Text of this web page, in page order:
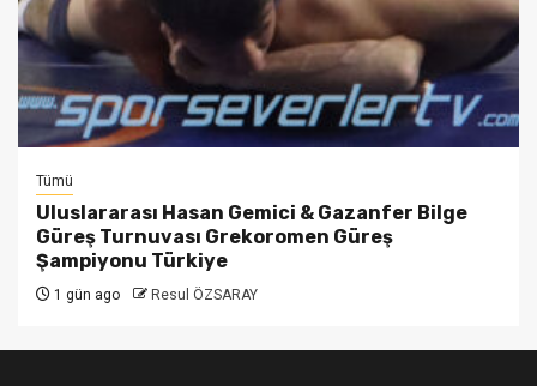
Tümü
Uluslararası Hasan Gemici & Gazanfer Bilge
Güreş Turnuvası Grekoromen Güreş
Şampiyonu Türkiye
1 gün ago Resul ÖZSARAY